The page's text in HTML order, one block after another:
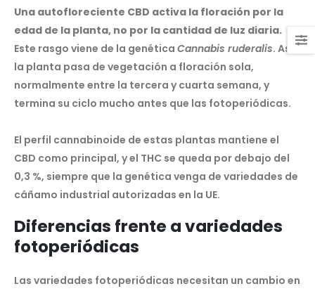
Una autofloreciente CBD activa la floración por la
edad de la planta, no por la cantidad de luz diaria.
Este rasgo viene de la genética Cannabis ruderalis. Así,
la planta pasa de vegetación a floración sola,
normalmente entre la tercera y cuarta semana, y
termina su ciclo mucho antes que las fotoperiódicas.
El perfil cannabinoide de estas plantas mantiene el
CBD como principal, y el THC se queda por debajo del
0,3 %, siempre que la genética venga de variedades de
cáñamo industrial autorizadas en la UE.
Diferencias frente a variedades
fotoperiódicas
Las variedades fotoperiódicas necesitan un cambio en